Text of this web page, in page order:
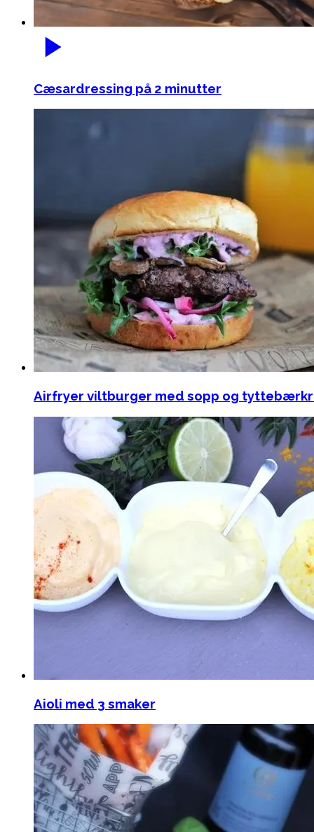
Cæsardressing på 2 minutter
Airfryer viltburger med sopp og
Aioli med 3 smaker